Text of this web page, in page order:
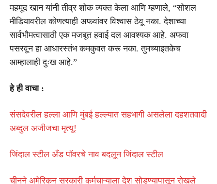
महमूद खान यांनी तीव्र शोक व्यक्त केला आणि म्हणाले, “सोशल
मीडियावरील कोणत्याही अफवांवर विश्वास ठेवू नका. देशाच्या
सार्वभौमत्वासाठी एक मजबूत हवाई दल आवश्यक आहे. अफवा
पसरवून हा आधारस्तंभ कमकुवत करू नका. तुमच्याइतकेच
आम्हालाही दुःख आहे.”
हे ही वाचा :
संसदेवरील हल्ला आणि मुंबई हल्ल्यात सहभागी असलेला दहशतवादी
अब्दुल अजीजचा मृत्यू!
जिंदाल स्टील अँड पॉवरचे नाव बदलून जिंदाल स्टील
चीनने अमेरिकन सरकारी कर्मचाऱ्याला देश सोडण्यापासून रोखले